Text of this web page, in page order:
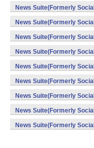
v7a) (Android)
News Suite(Formerly
v7a) (Android)
News Suite(Formerly
News Suite(Formerly
News Suite(Formerly
News Suite(Formerly
News Suite(Formerly
News Suite(Formerly
News Suite(Formerly
News Suite(Formerly